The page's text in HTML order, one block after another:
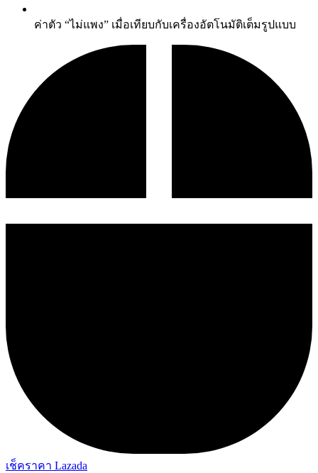
ค่าตัว “ไม่แพง” เมื่อเทียบกับเครื่องอัตโนมัติเต็มรูปแบบ
เช็คราคา Lazada